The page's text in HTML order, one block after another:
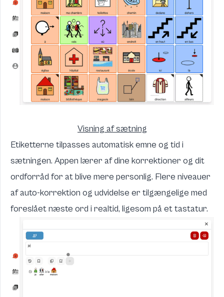
Visning af sætning
Etiketterne tilpasses automatisk emne og tid i
sætningen. Appen lærer af dine korrektioner og dit
ordforråd for at blive mere personlig. Flere niveauer
af auto-korrektion og udvidelse er tilgængelige med
foreslået næste ord i realtid, ligesom på et tastatur.